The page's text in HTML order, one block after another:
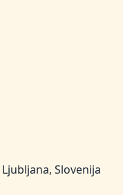
Ljubljana, Slovenija